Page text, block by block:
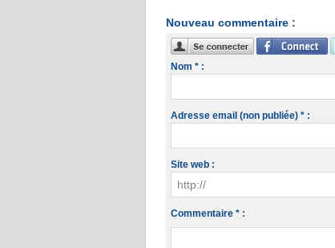
Nouveau commentaire :
Nom * :
Adresse email (non publiée) * :
Site web :
Commentaire * :